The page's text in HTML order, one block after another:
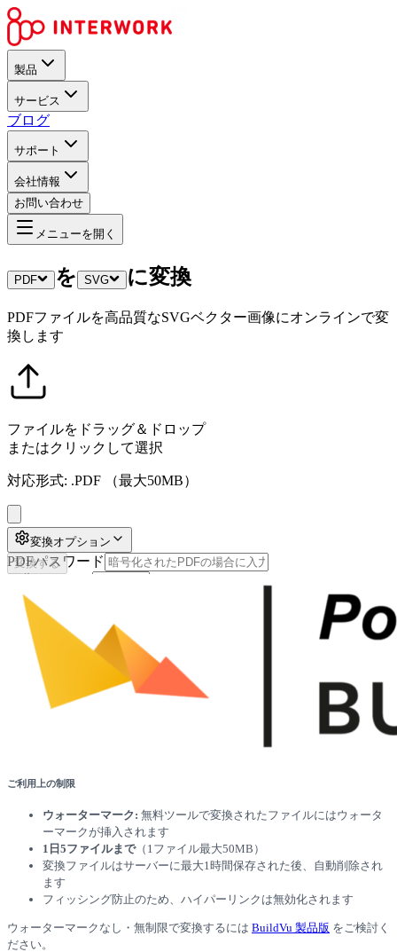
製品
サービス
ブログ
サポート
会社情報
お問い合わせ
メニューを開く
PDF を SVG に変換
PDFファイルを高品質なSVGベクター画像にオンラインで変
換します
ファイルをドラッグ＆ドロップ
またはクリックして選択
対応形式: .PDF （最大50MB）
変換オプション
PDFパスワード
テキストモード
ビューモード
IDRViewer UI
画像をBase64で埋め込み
変換する
ご利用上の制限
ウォーターマーク: 無料ツールで変換されたファイルにはウォータ
ーマークが挿入されます
1日5ファイルまで（1ファイル最大50MB）
変換ファイルはサーバーに最大1時間保存された後、自動削除され
ます
フィッシング防止のため、ハイパーリンクは無効化されます
ウォーターマークなし・無制限で変換するには BuildVu 製品版 をご検討く
ださい。